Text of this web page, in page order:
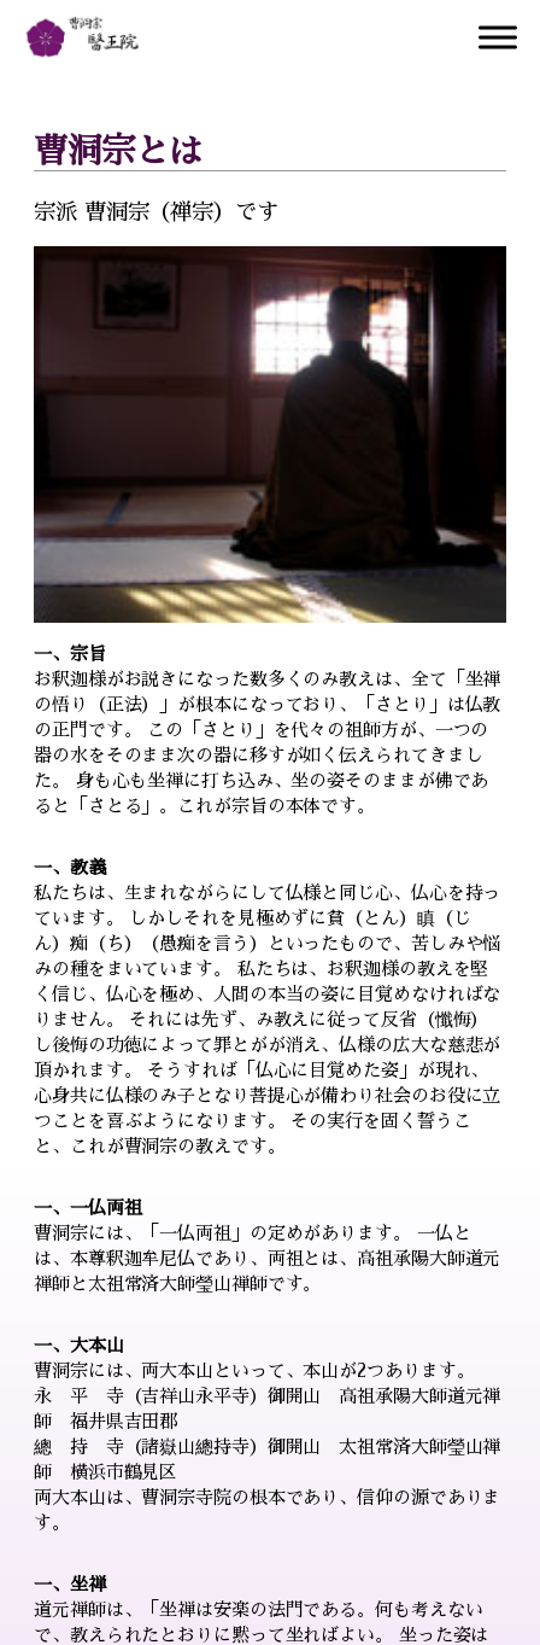
曹洞宗とは
宗派 曹洞宗（禅宗）です
一、宗旨
お釈迦様がお説きになった数多くのみ教えは、全て「坐禅
の悟り（正法）」が根本になっており、「さとり」は仏教
の正門です。 この「さとり」を代々の祖師方が、一つの
器の水をそのまま次の器に移すが如く伝えられてきまし
た。 身も心も坐禅に打ち込み、坐の姿そのままが佛であ
ると「さとる」。これが宗旨の本体です。
一、教義
私たちは、生まれながらにして仏様と同じ心、仏心を持っ
ています。 しかしそれを見極めずに貧（とん）瞋（じ
ん）痴（ち）（愚痴を言う）といったもので、苦しみや悩
みの種をまいています。 私たちは、お釈迦様の教えを堅
く信じ、仏心を極め、人間の本当の姿に目覚めなければな
りません。 それには先ず、み教えに従って反省（懺悔）
し後悔の功徳によって罪とがが消え、仏様の広大な慈悲が
頂かれます。 そうすれば「仏心に目覚めた姿」が現れ、
心身共に仏様のみ子となり菩提心が備わり社会のお役に立
つことを喜ぶようになります。 その実行を固く誓うこ
と、これが曹洞宗の教えです。
一、一仏両祖
曹洞宗には、「一仏両祖」の定めがあります。 一仏と
は、本尊釈迦牟尼仏であり、両祖とは、高祖承陽大師道元
禅師と太祖常済大師瑩山禅師です。
一、大本山
曹洞宗には、両大本山といって、本山が2つあります。
永 平 寺（吉祥山永平寺）御開山 高祖承陽大師道元禅
師 福井県吉田郡
總 持 寺（諸嶽山總持寺）御開山 太祖常済大師瑩山禅
師 横浜市鶴見区
両大本山は、曹洞宗寺院の根本であり、信仰の源でありま
す。
一、坐禅
道元禅師は、「坐禅は安楽の法門である。何も考えない
で、教えられたとおりに黙って坐ればよい。 坐った姿は